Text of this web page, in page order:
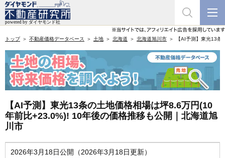
トップ 不動産価格データベース 土地 北海道 北海道旭川市 【AI予測】東光13
【AI予測】東光13条の土地価格相場は坪8.6万円(10
年前比+23.0%)! 10年後の価格推移も公開｜北海道旭
川市
2026年3月18日公開（2026年3月18日更新）